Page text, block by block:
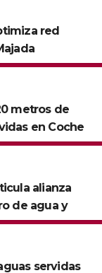
red
metros de
en Coche
alianza
de agua y
servidas